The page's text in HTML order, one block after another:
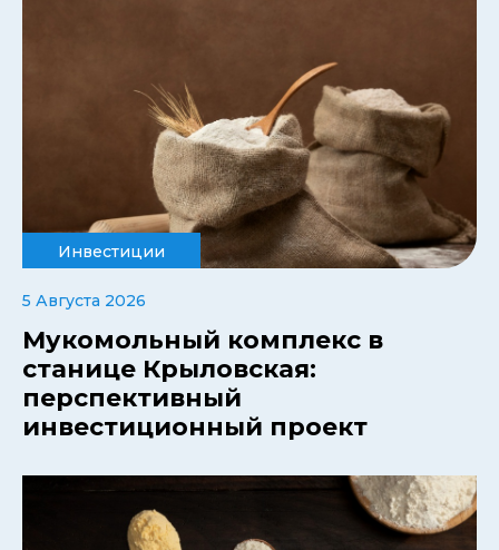
Инвестиции
5 Августа 2026
Мукомольный комплекс в
станице Крыловская:
перспективный
инвестиционный проект